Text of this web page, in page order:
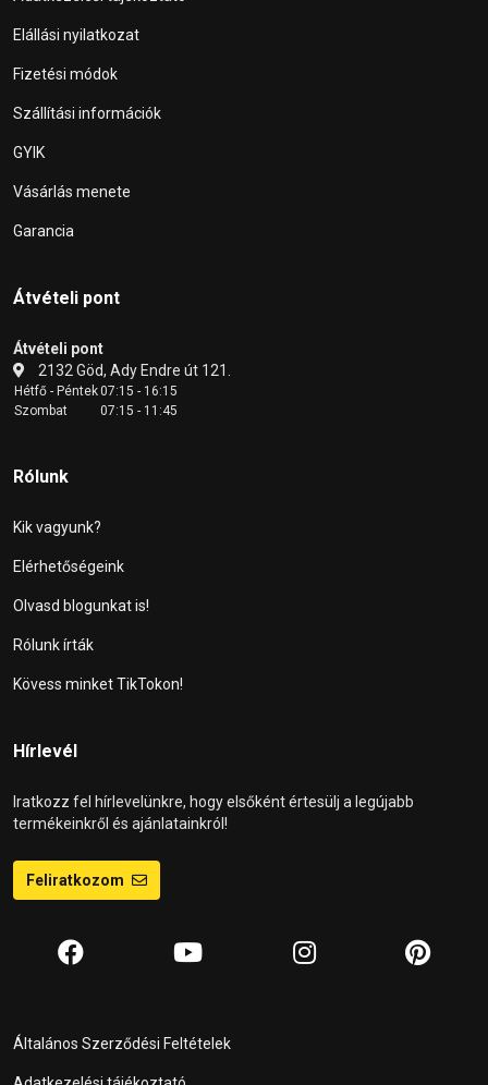
Elállási nyilatkozat
Fizetési módok
Szállítási információk
GYIK
Vásárlás menete
Garancia
Átvételi pont
Átvételi pont
2132 Göd, Ady Endre út 121.
Hétfő - Péntek07:15 - 16:15
Szombat
07:15 - 11:45
Rólunk
Kik vagyunk?
Elérhetőségeink
Olvasd blogunkat is!
Rólunk írták
Kövess minket TikTokon!
Hírlevél
Iratkozz fel hírlevelünkre, hogy elsőként értesülj a legújabb
termékeinkről és ajánlatainkról!
Feliratkozom
Általános Szerződési Feltételek